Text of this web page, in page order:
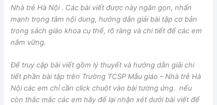
Nhà trẻ Hà Nội . Các bài viết được này ngắn gọn, nhấn
mạnh trọng tâm nội dung, hướng dẫn giải bài tập cơ bản
trong sách giáo khoa cụ thể, rõ ràng và chi tiết để các em
nắm vững.
Để truy cập bài viết gồm lý thuyết và hướng dẫn giải chi
tiết phần bài tập trên Trường TCSP Mẫu giáo – Nhà trẻ Hà
Nội các em chỉ cần click chuột vào bài tương ứng. nếu
còn thắc mắc các em hãy để lại nhận xét dưới bài viết để